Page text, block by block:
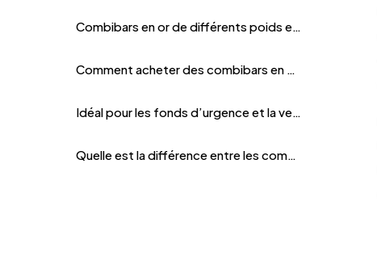
Combibars en or de différents poids et marques
Comment acheter des combibars en or de manière sûre et rapide chez Bitgild ?
Idéal pour les fonds d’urgence et la vente progressive
Quelle est la différence entre les combibars et les lingots d’or standards ?